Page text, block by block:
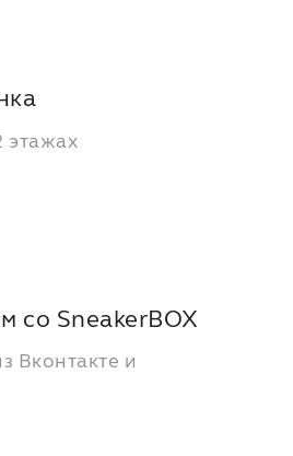
этажах
со SneakerBOX
Вконтакте и